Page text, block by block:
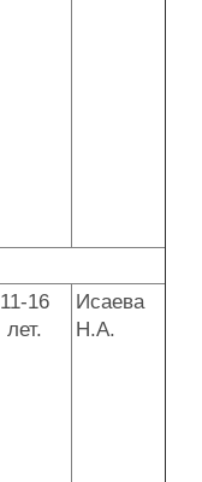
11-16
лет.
Исаева
Н.А.